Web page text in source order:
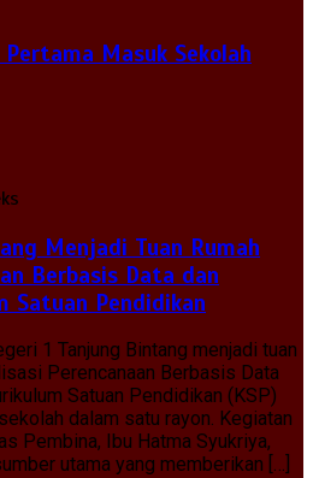
Masuk Sekolah
Menjadi Tuan Rumah
Berbasis Data dan
Satuan Pendidikan
1 Tanjung Bintang menjadi tuan
Perencanaan Berbasis Data
Satuan Pendidikan (KSP)
dalam satu rayon. Kegiatan
Pembina, Ibu Hatma Syukriya,
utama yang memberikan […]